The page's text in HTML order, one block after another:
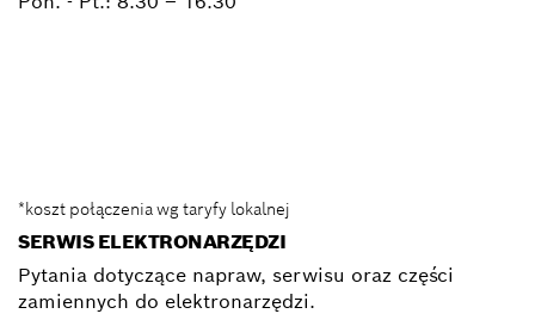
*koszt połączenia wg taryfy lokalnej
SERWIS ELEKTRONARZĘDZI
Pytania dotyczące napraw, serwisu oraz części
zamiennych do elektronarzędzi.